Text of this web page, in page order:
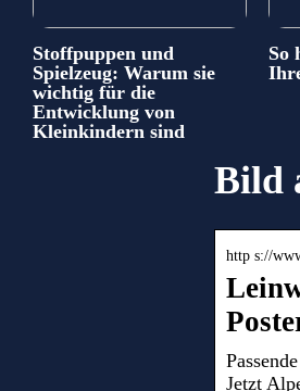
Stoffpuppen und
Spielzeug: Warum sie
wichtig für die
Entwicklung von
Kleinkindern sind
So
Bild
http s://
Jetzt